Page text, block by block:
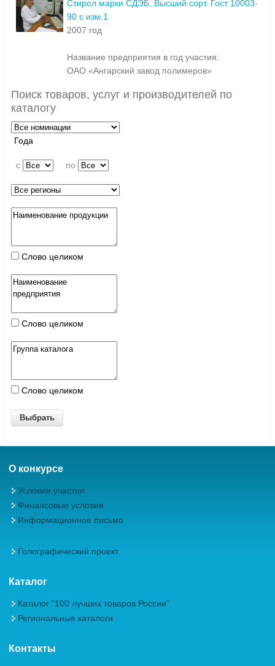
Стирол марки СДЭБ. Высший сорт. Гост 10003-
90 с изм.1
2007 год
Название предприятия в год участия:
ОАО «Ангарский завод полимеров»
Поиск товаров, услуг и производителей по
каталогу
Года
c по
Слово целиком
Слово целиком
Слово целиком
О конкурсе
Условия участия
Финансовые условия
Информационное письмо
Голографический проект
Каталог
Каталог "100 лучших товаров России"
Региональные каталоги
Контакты